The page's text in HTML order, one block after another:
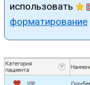
использовать
форматирование